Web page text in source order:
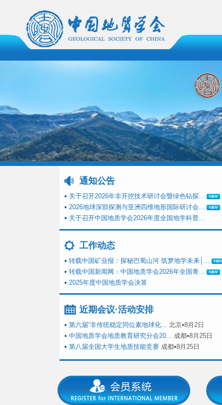
通知公告
▪ 关于召开2026年非开挖技术研讨会暨绿色钻探...
▪ 2026地球深部探测与亚洲四维地形国际研讨会...
▪ 关于召开中国地质学会2026年度全国地学科普...
工作动态
▪ 转载中国矿业报：探秘巴蜀山河 筑梦地学未来│...
▪ 转载中国新闻网：中国地质学会2026年全国青...
▪ 2025年度中国地质学会决算
近期会议·活动安排
▪ 第六届“非传统稳定同位素地球化... 北京▪8月2日
▪ 中国地质学会地质教育研究分会20... 成都▪8月25日
▪ 第八届全国大学生地质技能竞赛 成都▪8月25日